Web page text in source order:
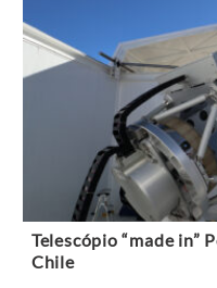
Telescópio “made in”
Chile